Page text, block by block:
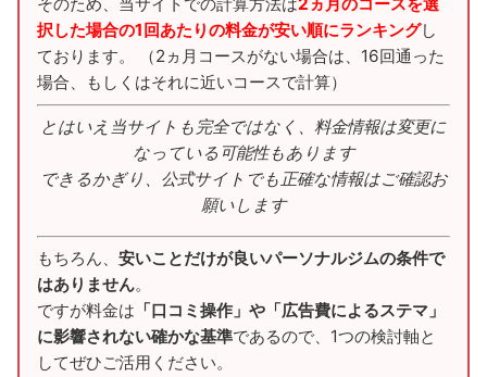
択した場合の1回あたりの料金が安い順にランキングし
ております。 （2ヵ月コースがない場合は、16回通った
場合、もしくはそれに近いコースで計算）
とはいえ当サイトも完全ではなく、料金情報は変更に
なっている可能性もあります
できるかぎり、公式サイトでも正確な情報はご確認お
願いします
もちろん、 安いことだけが良いパーソナルジムの条件で
はありません。
ですが料金は 「口コミ操作」や「広告費によるステマ」
に影響されない確かな基準であるので、1つの検討軸と
してぜひご活用ください。